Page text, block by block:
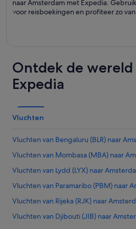
naar Amsterdam met Expedia.
voor reisboekingen en profiteer zo
Ontdek de
Expedia
Vluchten
Vluchten van Bengaluru (BLR) naar
Vluchten van Mombasa (MBA) naar
Vluchten van Lydd (LYX) naar
Vluchten van Paramaribo (PBM) naar
Vluchten van Rijeka (RJK) naar
Vluchten van Djibouti (JIB) naar